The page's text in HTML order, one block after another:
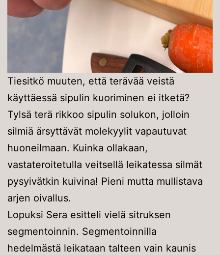
Tiesitkö muuten, että terävää veistä
käyttäessä sipulin kuoriminen ei itketä?
Tylsä terä rikkoo sipulin solukon, jolloin
silmiä ärsyttävät molekyylit vapautuvat
huoneilmaan. Kuinka ollakaan,
vastateroitetulla veitsellä leikatessa silmät
pysyivätkin kuivina! Pieni mutta mullistava
arjen oivallus.
Lopuksi Sera esitteli vielä sitruksen
segmentoinnin. Segmentoinnilla
hedelmästä leikataan talteen vain kaunis